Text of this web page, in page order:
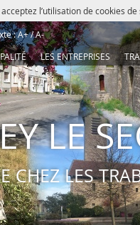
l’utilisation de cookies
:A+/A-
LES ENTREPRISES
LE
CHEZ LES